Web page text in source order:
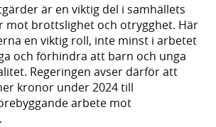
är en viktig del i samhällets
mot brottslighet och otrygghet. Här
en viktig roll, inte minst i arbetet
och förhindra att barn och unga
Regeringen avser därför att
kronor under 2024 till
arbete mot